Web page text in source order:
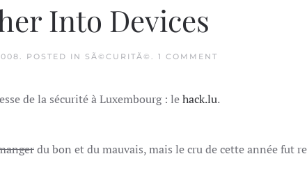
Into Devices
. POSTED IN SÃ©CURITÃ© . 1 COMMENT
de la sécurité à Luxembourg : lehack.lu.
du bon et du mauvais, mais le cru de cette année fut